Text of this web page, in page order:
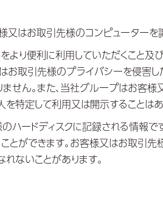
様又はお取引先様のコンピューター
より便利に利用していただくこと及
お取引先様のプライバシーを侵害
せん。また、当社グループはお客
を特定して利用又は開示することはあ
ハードディスクに記録される情報
とができます。お客様又はお取引先
ないことがあります。